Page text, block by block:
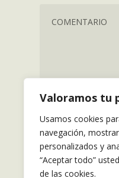
Valoramos tu
Usamos cookies
navegación,
personalizados y
“Aceptar todo”
de las cookies.
Guarda mi